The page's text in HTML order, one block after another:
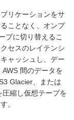
リケーションをサ
ことなく、オンプ
プに切り替えるこ
セスのレイテンシ
ャッシュし、デー
間のデータを
Glacier、または
縮し仮想テープを
。